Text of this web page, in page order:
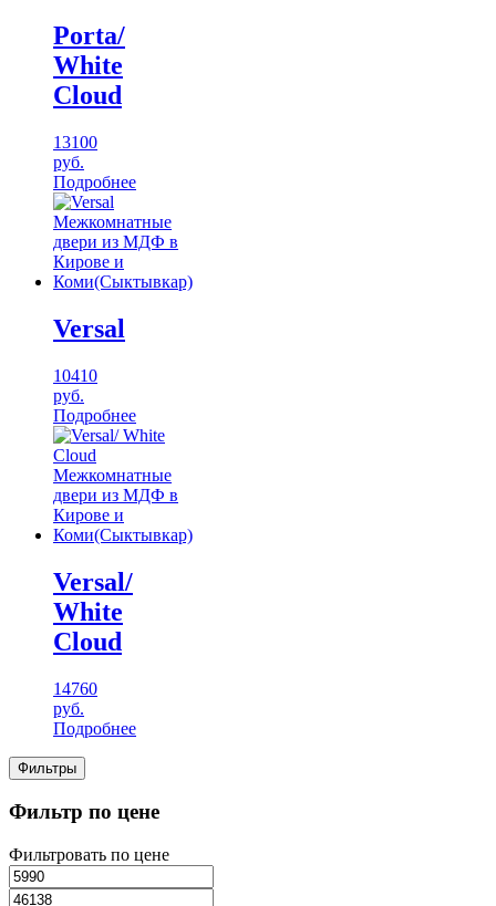
Porta/
White
Cloud
13100
руб.
Подробнее
Versal
10410
руб.
Подробнее
Versal/
White
Cloud
14760
руб.
Подробнее
Фильтры
Фильтр по цене
Фильтровать по цене